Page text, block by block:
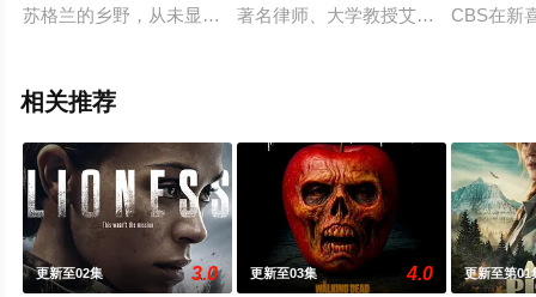
苏格兰的乡野，从未显得如此阴森可怖。著名律师、大学教授艾玛·苏拉里斯
CBS在新
相关推荐
更新至02集 3.0 更新至03集 4.0 更新至第01